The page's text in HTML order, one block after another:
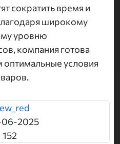
сократить время и
широкому
уровню
компания готова
оптимальные условия
2025
152